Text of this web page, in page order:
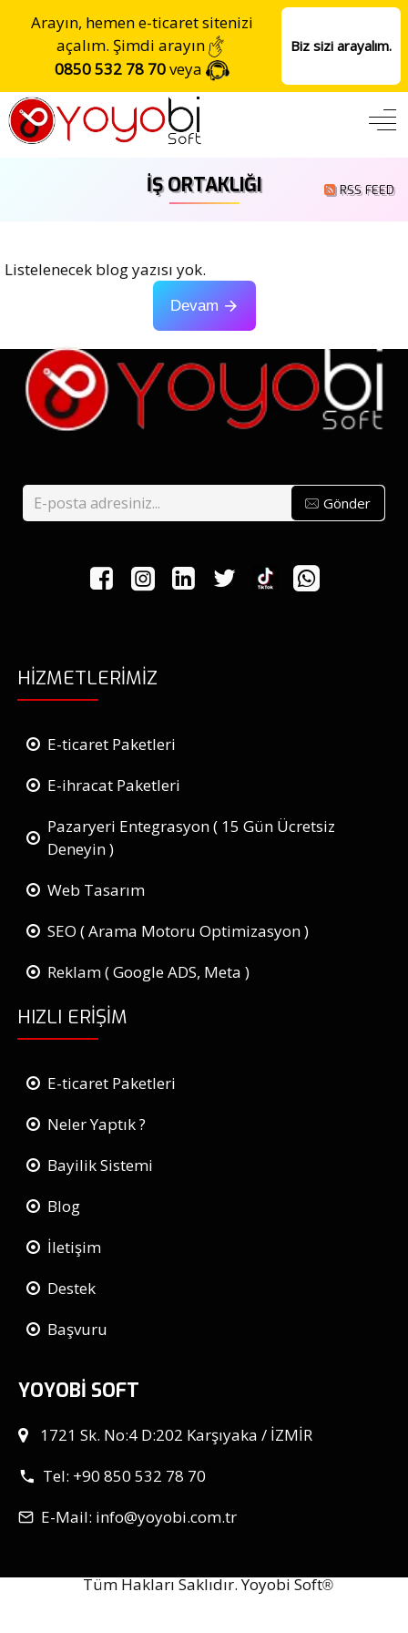
Arayın, hemen e-ticaret sitenizi
açalım. Şimdi arayın
0850 532 78 70veya
Biz sizi arayalım.
İŞ ORTAKLIĞI RSS FEED
Listelenecek blog yazısı yok.
Devam
Gönder
HIZMETLERIMIZ
E-ticaret Paketleri
E-ihracat Paketleri
Pazaryeri Entegrasyon ( 15 Gün Ücretsiz
Deneyin )
Web Tasarım
SEO ( Arama Motoru Optimizasyon )
Reklam ( Google ADS, Meta )
HIZLI ERIŞIM
E-ticaret Paketleri
Neler Yaptık ?
Bayilik Sistemi
Blog
İletişim
Destek
Başvuru
YOYOBİ SOFT
1721 Sk. No:4 D:202 Karşıyaka / İZMİR
Tel: +90 850 532 78 70
E-Mail: info@yoyobi.com.tr
Tüm Hakları Saklıdır. Yoyobi Soft®